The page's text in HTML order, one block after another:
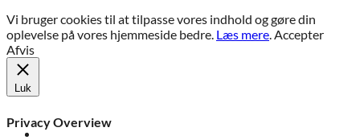
Vi bruger cookies til at tilpasse vores indhold og gøre din
oplevelse på vores hjemmeside bedre. Læs mere.Accepter
Afvis
Luk
Privacy Overview